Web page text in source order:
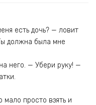
есть дочь? — ловит
должна была мне
него. — Убери руку! —
просто взять и